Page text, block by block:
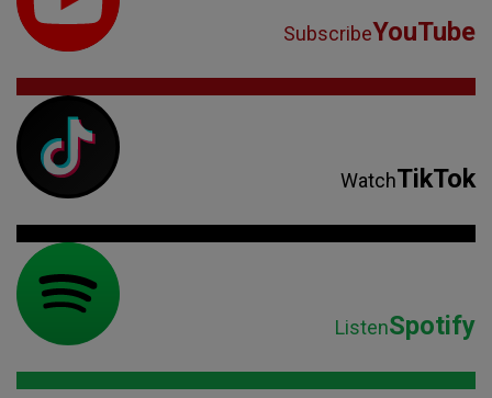
SubscribeYouTube
WatchTikTok
ListenSpotify